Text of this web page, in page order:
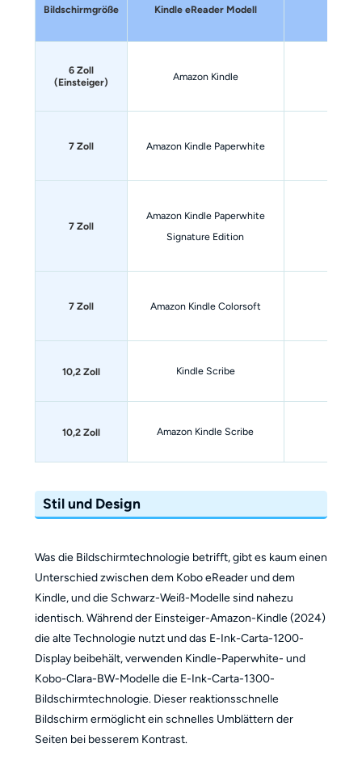
Bildschirmgröße Kindle eReader Modell
6 Zoll
(Einsteiger)
Amazon Kindle
7 Zoll Amazon Kindle Paperwhite
7 Zoll
Amazon Kindle Paperwhite
Signature Edition
7 Zoll Amazon Kindle Colorsoft
10,2 Zoll Kindle Scribe
10,2 Zoll Amazon Kindle Scribe
Stil und Design
Was die Bildschirmtechnologie betrifft, gibt es kaum einen
Unterschied zwischen dem Kobo eReader und dem
Kindle, und die Schwarz-Weiß-Modelle sind nahezu
identisch. Während der Einsteiger-Amazon-Kindle (2024)
die alte Technologie nutzt und das E-Ink-Carta-1200-
Display beibehält, verwenden Kindle-Paperwhite- und
Kobo-Clara-BW-Modelle die E-Ink-Carta-1300-
Bildschirmtechnologie. Dieser reaktionsschnelle
Bildschirm ermöglicht ein schnelles Umblättern der
Seiten bei besserem Kontrast.